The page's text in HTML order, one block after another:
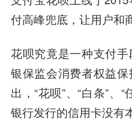
付高峰兜底，让用户和
花呗究竟是一种支付
银保监会消费者权益
出，“花呗”、“白条”、
银行发行的信用卡没有